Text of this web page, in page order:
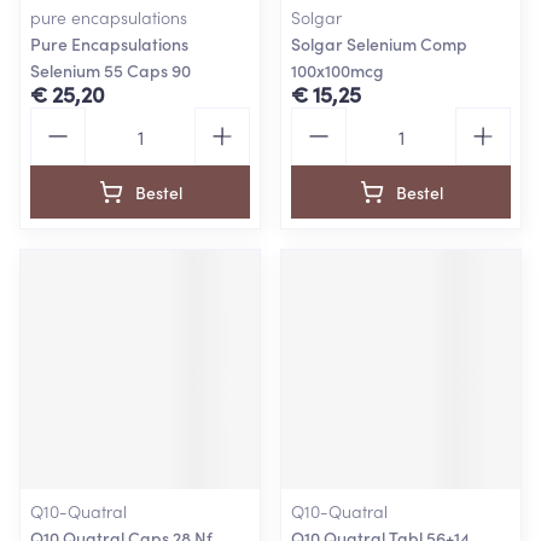
pure encapsulations
Pure Encapsulations
Selenium 55 Caps 90
€ 25,20
Bestel
Solgar
Solgar Selenium Comp
100x100mcg
€ 15,25
Bestel
Q10-Quatral
Q10-Quatral